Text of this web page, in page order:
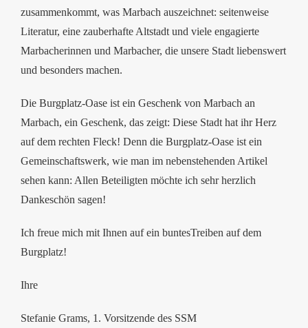
zusammenkommt, was Marbach auszeichnet: seitenweise
Literatur, eine zauberhafte Altstadt und viele engagierte
Marbacherinnen und Marbacher, die unsere Stadt liebenswert
und besonders machen.
Die Burgplatz-Oase ist ein Geschenk von Marbach an
Marbach, ein Geschenk, das zeigt: Diese Stadt hat ihr Herz
auf dem rechten Fleck! Denn die Burgplatz-Oase ist ein
Gemeinschaftswerk, wie man im nebenstehenden Artikel
sehen kann: Allen Beteiligten möchte ich sehr herzlich
Dankeschön sagen!
Ich freue mich mit Ihnen auf ein buntesTreiben auf dem
Burgplatz!
Ihre
Stefanie Grams, 1. Vorsitzende des SSM